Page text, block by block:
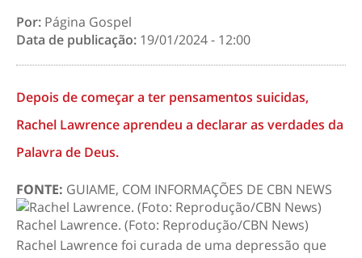
Por: Página Gospel
Data de publicação: 19/01/2024 - 12:00
Depois de começar a ter pensamentos suicidas,
Rachel Lawrence aprendeu a declarar as verdades da
Palavra de Deus.
FONTE: GUIAME, COM INFORMAÇÕES DE CBN NEWS
Rachel Lawrence. (Foto: Reprodução/CBN News)
Rachel Lawrence foi curada de uma depressão que